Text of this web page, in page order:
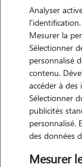
Motivation
avec notre fils de
ponctuellement.
est compliqué et
un bon
Analyser
Mesurer la
Sélectionner
personnalisé
contenu.
accéder à
Sélectionner
publicités
personnalisé.
des données
Mesurer